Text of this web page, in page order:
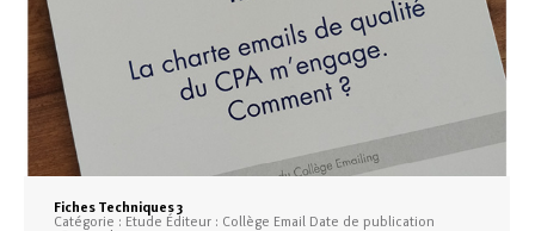
Fiches Techniques 3
Catégorie : Etude Éditeur : Collège Email Date de publication